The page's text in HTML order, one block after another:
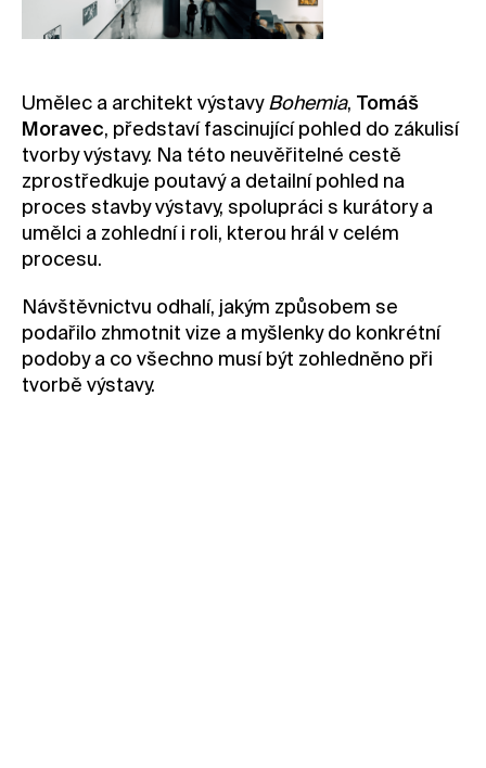
Kontakt
Pro média
Pronájem prostor
Volné pozice
Umělec a architekt výstavy Bohemia,
Tomáš
Moravec, představí fascinující pohled do zákulisí
tvorby výstavy. Na této neuvěřitelné cestě
zprostředkuje poutavý a detailní pohled na
proces stavby výstavy, spolupráci s kurátory a
umělci a zohlední i roli, kterou hrál v celém
procesu.
Návštěvnictvu odhalí, jakým způsobem se
podařilo zhmotnit vize a myšlenky do konkrétní
podoby a co všechno musí být zohledněno při
tvorbě výstavy.